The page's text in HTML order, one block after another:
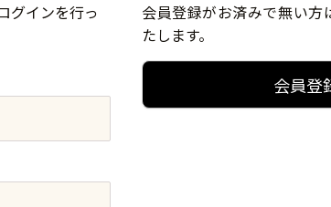
グインを行っ
会員登録がお済みで無い
たします。
会員登